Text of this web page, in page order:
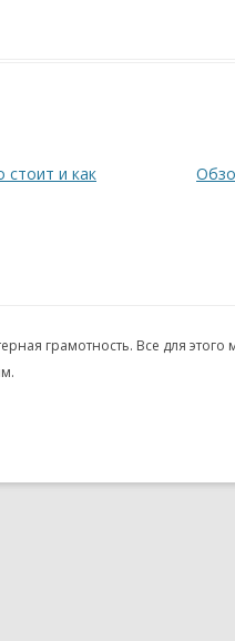
стоит и как
грамотность. Все для